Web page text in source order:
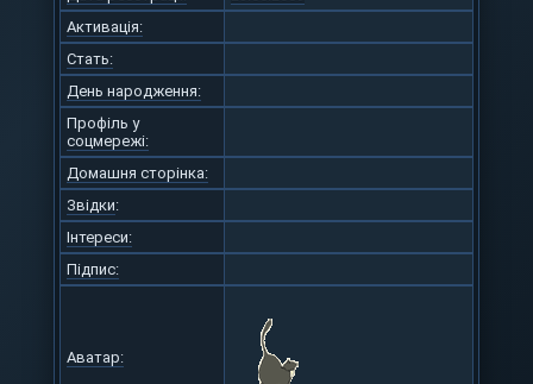
Активація:
Стать:
День народження:
Профіль у
соцмережі:
Домашня сторінка:
Звідки:
Інтереси:
Підпис:
Аватар: